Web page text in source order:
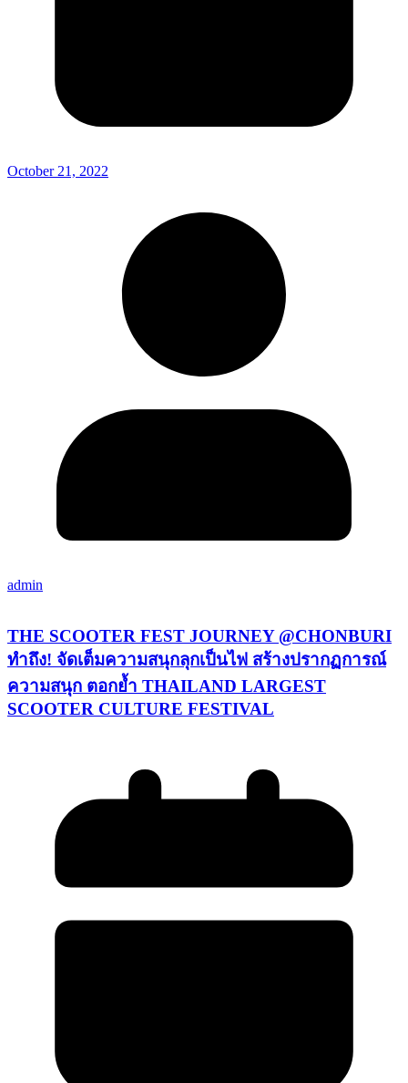
October 21, 2022
admin
THE SCOOTER FEST JOURNEY @CHONBURI
ทำถึง! จัดเต็มความสนุกลุกเป็นไฟ สร้างปรากฏการณ์
ความสนุก ตอกย้ำ THAILAND LARGEST
SCOOTER CULTURE FESTIVAL